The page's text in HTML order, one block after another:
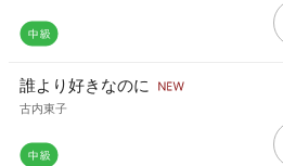
誰より好きなのに
古内東子